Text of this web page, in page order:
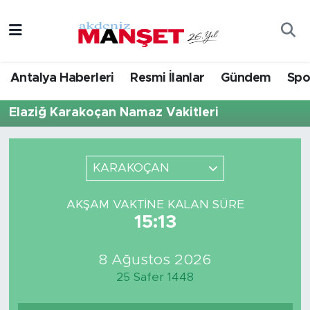
Antalya Haberleri Resmi İlanlar Gündem
Elaziğ Karakoçan Namaz Vakitleri
KARAKOÇAN
AKŞAM VAKTINE KALAN SÜRE
15:13
8 Ağustos 2026
25 Safer 1448
Bilim & Teknoloji
Ekonomi
Antalya Hava Durumu
Antalya Trafik Yoğunluk Haritası
Son Dakika Haberleri